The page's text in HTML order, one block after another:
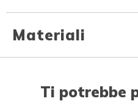
Materiali
Ti potrebbe